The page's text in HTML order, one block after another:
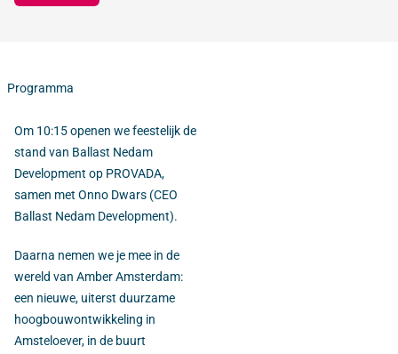
Programma
Om 10:15 openen we feestelijk de
stand van Ballast Nedam
Development op PROVADA,
samen met Onno Dwars (CEO
Ballast Nedam Development).
Daarna nemen we je mee in de
wereld van Amber Amsterdam:
een nieuwe, uiterst duurzame
hoogbouwontwikkeling in
Amsteloever, in de buurt